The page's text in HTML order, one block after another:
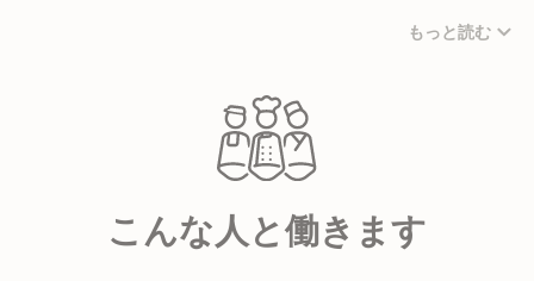
て応える柔軟性です。「副業するくらいなら自社で稼
いでほしい」という想いから、変形労働制を活用して
高収入を目指すことも、終電に合わせて帰宅すること
も可能。型にはまらない自由な社風が自慢です。
さらに、タイ・ベトナムに続きハンガリーへの出店も
もっと読む
こんな人と働きます